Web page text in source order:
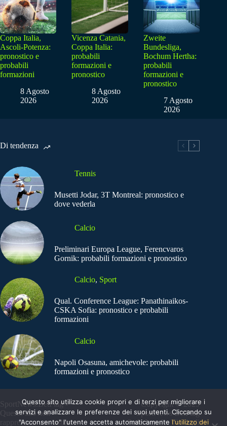
Coppa Italia,
Ascoli-Potenza:
pronostico e
probabili
formazioni
8 Agosto
2026
Vicenza Catania,
Coppa Italia:
probabili
formazioni e
pronostico
8 Agosto
2026
Zweite
Bundesliga,
Bochum Hertha:
probabili
formazioni e
pronostico
7 Agosto
2026
Di tendenza
Tennis
Musetti Jodar, 3T Montreal: pronostico e
dove vederla
Calcio
Preliminari Europa League, Ferencvaros
Gornik: probabili formazioni e pronostico
Calcio, Sport
Qual. Conference League: Panathinaikos-
CSKA Sofia: pronostico e probabili
formazioni
Calcio
Napoli Osasuna, amichevole: probabili
formazioni e pronostico
SportNews.BetFlag -
Questo sito non
rappresenta una testata
Copyright © 2025
SportNews BetFlag
Sede Legale: Via degli
Questo sito utilizza cookie propri e di terzi per migliorare i
servizi e analizzare le preferenze dei suoi utenti. Cliccando su
"Acconsento" l'utente accetta automaticamente l'utilizzo dei